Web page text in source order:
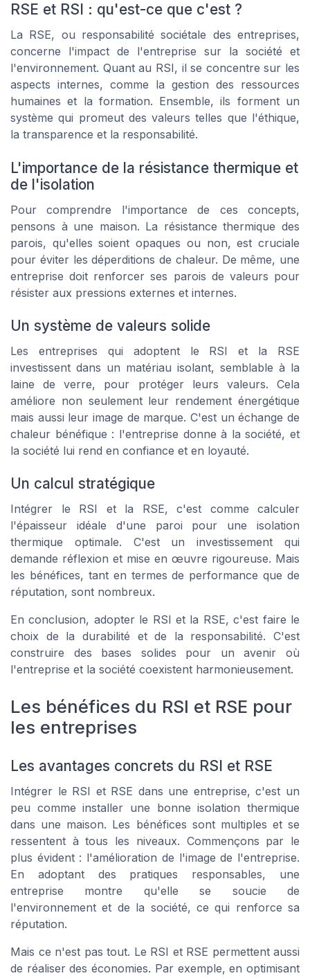
RSE et RSI : qu'est-ce que c'est ?
La RSE, ou responsabilité sociétale des entreprises,
concerne l'impact de l'entreprise sur la société et
l'environnement. Quant au RSI, il se concentre sur les
aspects internes, comme la gestion des ressources
humaines et la formation. Ensemble, ils forment un
système qui promeut des valeurs telles que l'éthique,
la transparence et la responsabilité.
L'importance de la résistance thermique et
de l'isolation
Pour comprendre l'importance de ces concepts,
pensons à une maison. La résistance thermique des
parois, qu'elles soient opaques ou non, est cruciale
pour éviter les déperditions de chaleur. De même, une
entreprise doit renforcer ses parois de valeurs pour
résister aux pressions externes et internes.
Un système de valeurs solide
Les entreprises qui adoptent le RSI et la RSE
investissent dans un matériau isolant, semblable à la
laine de verre, pour protéger leurs valeurs. Cela
améliore non seulement leur rendement énergétique
mais aussi leur image de marque. C'est un échange de
chaleur bénéfique : l'entreprise donne à la société, et
la société lui rend en confiance et en loyauté.
Un calcul stratégique
Intégrer le RSI et la RSE, c'est comme calculer
l'épaisseur idéale d'une paroi pour une isolation
thermique optimale. C'est un investissement qui
demande réflexion et mise en œuvre rigoureuse. Mais
les bénéfices, tant en termes de performance que de
réputation, sont nombreux.
En conclusion, adopter le RSI et la RSE, c'est faire le
choix de la durabilité et de la responsabilité. C'est
construire des bases solides pour un avenir où
l'entreprise et la société coexistent harmonieusement.
Les bénéfices du RSI et RSE pour
les entreprises
Les avantages concrets du RSI et RSE
Intégrer le RSI et RSE dans une entreprise, c'est un
peu comme installer une bonne isolation thermique
dans une maison. Les bénéfices sont multiples et se
ressentent à tous les niveaux. Commençons par le
plus évident : l'amélioration de l'image de l'entreprise.
En adoptant des pratiques responsables, une
entreprise montre qu'elle se soucie de
l'environnement et de la société, ce qui renforce sa
réputation.
Mais ce n'est pas tout. Le RSI et RSE permettent aussi
de réaliser des économies. Par exemple, en optimisant